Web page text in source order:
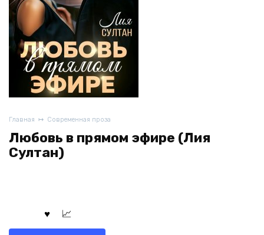
Главная Современная проза
Любовь в прямом эфире (Лия
Султан)